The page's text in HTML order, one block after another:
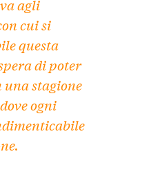
agli
cui si
questa
di poter
stagione
ogni